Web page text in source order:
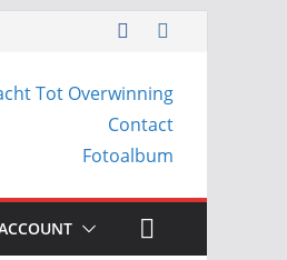
Tot Overwinning
Contact
Fotoalbum